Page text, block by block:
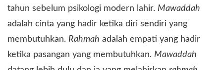
tahun sebelum psikologi modern lahir. Mawaddah
adalah cinta yang hadir ketika diri sendiri yang
membutuhkan. Rahmah adalah empati yang hadir
ketika pasangan yang membutuhkan. Mawaddah